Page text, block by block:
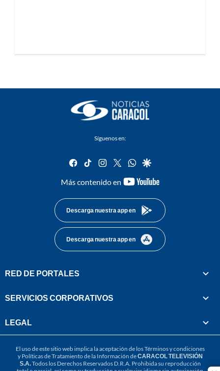
Síguenos en:
facebook
tiktok instagram
twitterwhatsapp
google
Más contenido en
youtube-
Descarga nuestra app en
Descarga nuestra app en
RED DE PORTALES
SERVICIOS CORPORATIVOS
LEGAL
El uso de este sitio web implica la aceptación de losTérminos y condiciones
y Políticas de Tratamiento de la Información deCARACOL TELEVISIÓN
S.A.Todos los Derechos Reservados D.R.A. Prohibida su reproducción